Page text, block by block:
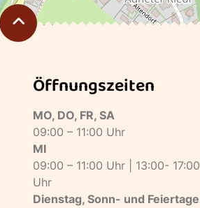
Öffnungszeiten
MO, DO, FR, SA
09:00 – 11:00 Uhr
MI
09:00 – 11:00 Uhr | 13:00- 17:00
Uhr
Dienstag, Sonn- und Feiertage